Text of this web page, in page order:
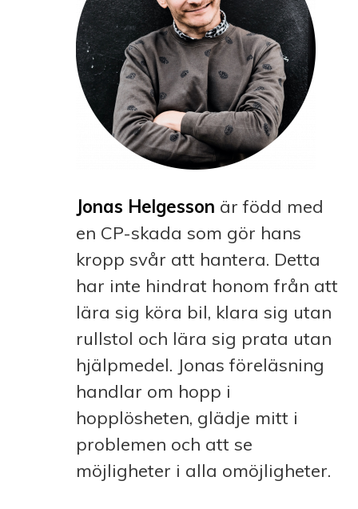
Jonas Helgesson är född med
en CP-skada som gör hans
kropp svår att hantera. Detta
har inte hindrat honom från att
lära sig köra bil, klara sig utan
rullstol och lära sig prata utan
hjälpmedel. Jonas föreläsning
handlar om hopp i
hopplösheten, glädje mitt i
problemen och att se
möjligheter i alla omöjligheter.